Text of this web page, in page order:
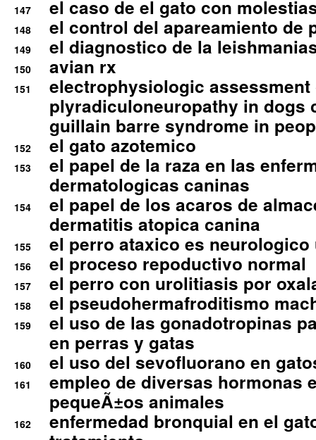
147 el caso de el gato con
148 el control del apareamiento de
149 el diagnostico de la
150 avian rx
151
electrophysiologic assessment
plyradiculoneuropathy in dogs
guillain barre syndrome in
152 el gato azotemico
153
el papel de la raza en las
dermatologicas caninas
154
el papel de los acaros de
dermatitis atopica canina
155 el perro ataxico es
156 el proceso repoductivo normal
157 el perro con urolitiasis por
158 el pseudohermafroditismo
159
el uso de las gonadotropinas
en perras y gatas
160 el uso del sevofluorano en
161
empleo de diversas hormonas
pequeÃ±os animales
162
enfermedad bronquial en el